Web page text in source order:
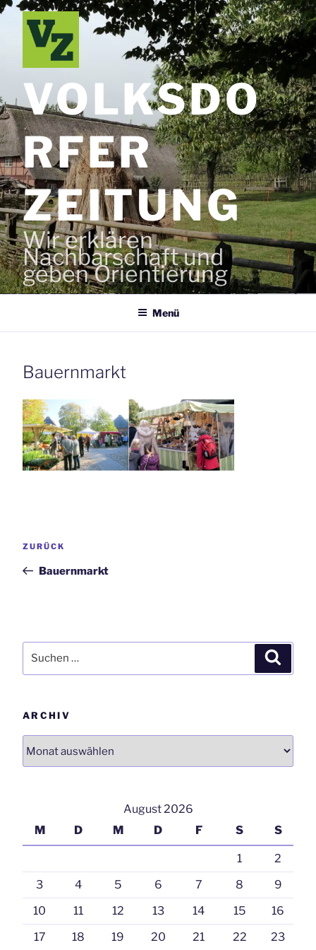
Zum
Inhalt
springen
VOLKSDO
RFER
ZEITUNG
Wir erklären
Nachbarschaft und
geben Orientierung
Menü
Bauernmarkt
Vorheriger
ZURÜCK
Bauernmarkt
nach:
ARCHIV
August 2026
M
D M D F S S
1
2
3
4 5 6 7 8
9
10
11 12 13 14 15
16
17
18 19 20 21 22 23